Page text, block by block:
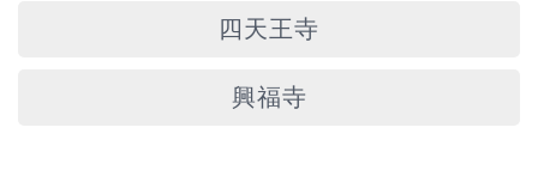
四天王寺
興福寺